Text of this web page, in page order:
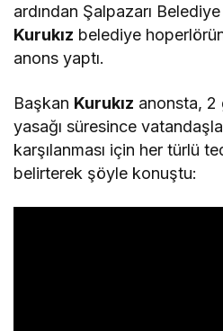
ardından Şalpazarı Belediye
Kurukız belediye
anons yaptı.
Başkan Kurukız anonsta, 2
yasağı süresince
karşılanması için her türlü
belirterek şöyle konuştu: